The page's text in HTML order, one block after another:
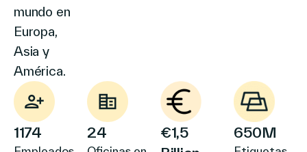
mundo en
Europa,
Asia y
América.
1174 24
€1,5
650M